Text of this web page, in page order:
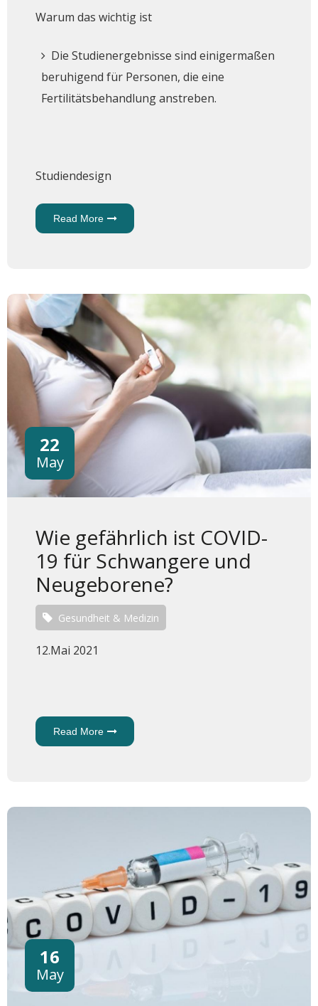
Warum das wichtig ist
Die Studienergebnisse sind einigermaßen
beruhigend für Personen, die eine
Fertilitätsbehandlung anstreben.
Studiendesign
Read More About
Fertilitätsbehandlung
22
May
Wie gefährlich ist COVID-
19 für Schwangere und
Neugeborene?
Gesundheit & Medizin
12.Mai 2021
Read More About Wie
Gefährlich Ist
Neugeborene?
16
May